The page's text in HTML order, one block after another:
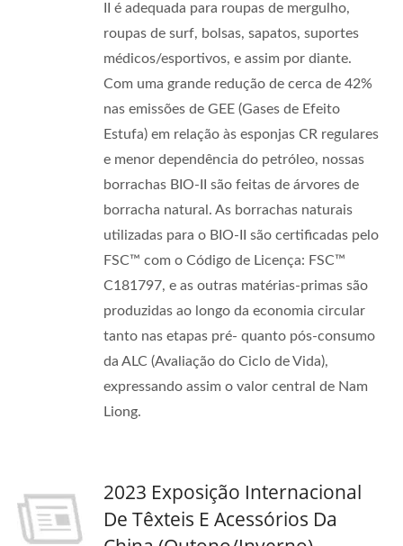
II é adequada para roupas de mergulho,
roupas de surf, bolsas, sapatos, suportes
médicos/esportivos, e assim por diante.
Com uma grande redução de cerca de 42%
nas emissões de GEE (Gases de Efeito
Estufa) em relação às esponjas CR regulares
e menor dependência do petróleo, nossas
borrachas BIO-II são feitas de árvores de
borracha natural. As borrachas naturais
utilizadas para o BIO-II são certificadas pelo
FSC™ com o Código de Licença: FSC™
C181797, e as outras matérias-primas são
produzidas ao longo da economia circular
tanto nas etapas pré- quanto pós-consumo
da ALC (Avaliação do Ciclo de Vida),
expressando assim o valor central de Nam
Liong.
2023 Exposição Internacional
De Têxteis E Acessórios Da